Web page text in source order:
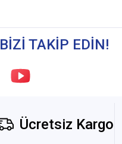
BİZİ TAKİP EDİN!
Ücretsiz Kargo